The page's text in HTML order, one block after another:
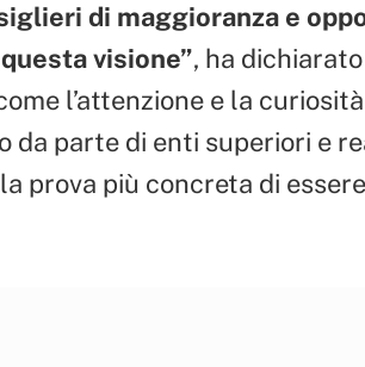
di maggioranza e
visione”, ha dichiarato
l’attenzione e la
da parte di enti superiori e
prova più concreta di